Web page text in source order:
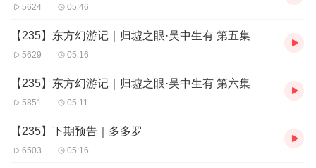
5624 05:46
【235】东方幻游记｜归墟之眼·吴中生有 第五集
5629 05:16
【235】东方幻游记｜归墟之眼·吴中生有 第六集
5851 05:11
【235】下期预告｜多多罗
6503 05:16